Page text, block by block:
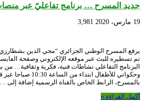
جديد المسرح … برنامج تفاعليّ عبر
19 مارس، 2020 3,981
يرفع المسرح الوطني الجزائري “محي الدين
تم تسطيره للبث عبر موقعه الإلكتروني وصفحة
البرنامج التفاعلي نشاطات فنية، فكرية وثقافية…
وحكواتي للأطفال ابتداء
بالمسرح، الرابط الخاص بالقناة الرسمية إضافة إلى …
أكمل القراءة »